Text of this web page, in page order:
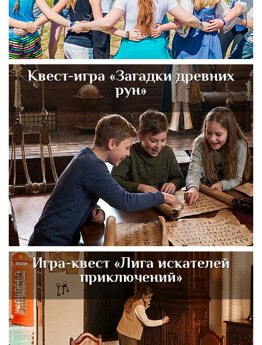
Квест-игра «Загадки древних
рун»
Игра-квест «Лига искателей
приключений»